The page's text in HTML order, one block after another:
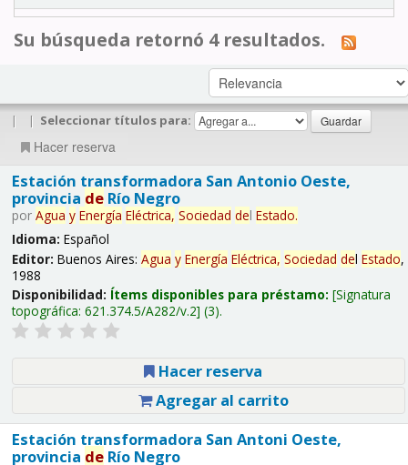
Su búsqueda retornó 4 resultados.
| | Seleccionar títulos para:
Hacer reserva
Estación transformadora San Antonio Oeste,
provincia deRío Negro
por Agua y Energía Eléctrica, Sociedad del Estado.
Idioma: Español
Editor: Buenos Aires: Agua y Energía Eléctrica, Sociedad del Estado,
1988
Disponibilidad: Ítems disponibles para préstamo: Signatura
topográfica: 621.374.5/A282/v.2 (3).
Hacer reserva
Agregar al carrito
Estación transformadora San Antoni Oeste,
provincia deRío Negro